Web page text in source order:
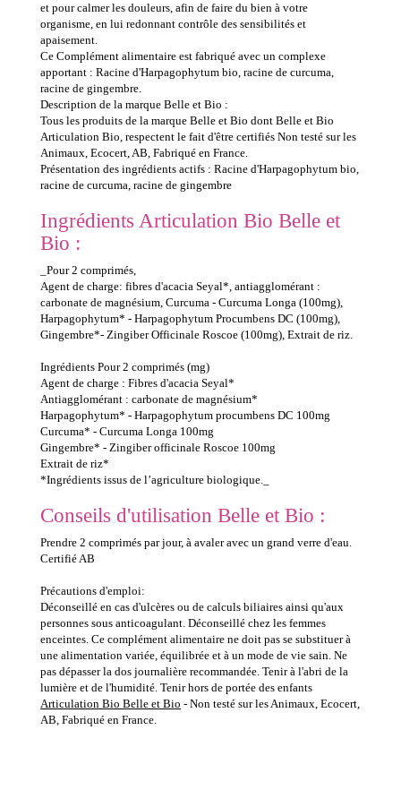
et pour calmer les douleurs, afin de faire du bien à votre
organisme, en lui redonnant contrôle des sensibilités et
apaisement.
Ce Complément alimentaire est fabriqué avec un complexe
apportant : Racine d'Harpagophytum bio, racine de curcuma,
racine de gingembre.
Description de la marque Belle et Bio :
Tous les produits de la marque Belle et Bio dont Belle et Bio
Articulation Bio, respectent le fait d'être certifiés Non testé sur les
Animaux, Ecocert, AB, Fabriqué en France.
Présentation des ingrédients actifs : Racine d'Harpagophytum bio,
racine de curcuma, racine de gingembre
Ingrédients Articulation Bio Belle et
Bio :
_Pour 2 comprimés,
Agent de charge: fibres d'acacia Seyal*, antiagglomérant :
carbonate de magnésium, Curcuma - Curcuma Longa (100mg),
Harpagophytum* - Harpagophytum Procumbens DC (100mg),
Gingembre*- Zingiber Officinale Roscoe (100mg), Extrait de riz.
Ingrédients Pour 2 comprimés (mg)
Agent de charge : Fibres d'acacia Seyal*
Antiagglomérant : carbonate de magnésium*
Harpagophytum* - Harpagophytum procumbens DC 100mg
Curcuma* - Curcuma Longa 100mg
Gingembre* - Zingiber officinale Roscoe 100mg
Extrait de riz*
*Ingrédients issus de l’agriculture biologique._
Conseils d'utilisation Belle et Bio :
Prendre 2 comprimés par jour, à avaler avec un grand verre d'eau.
Certifié AB
Précautions d'emploi:
Déconseillé en cas d'ulcères ou de calculs biliaires ainsi qu'aux
personnes sous anticoagulant. Déconseillé chez les femmes
enceintes. Ce complément alimentaire ne doit pas se substituer à
une alimentation variée, équilibrée et à un mode de vie sain. Ne
pas dépasser la dos journalière recommandée. Tenir à l'abri de la
lumière et de l'humidité. Tenir hors de portée des enfants
Articulation Bio Belle et Bio - Non testé sur les Animaux, Ecocert,
AB, Fabriqué en France.